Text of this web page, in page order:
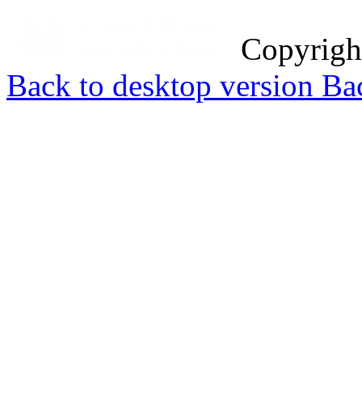
Back to desktop version